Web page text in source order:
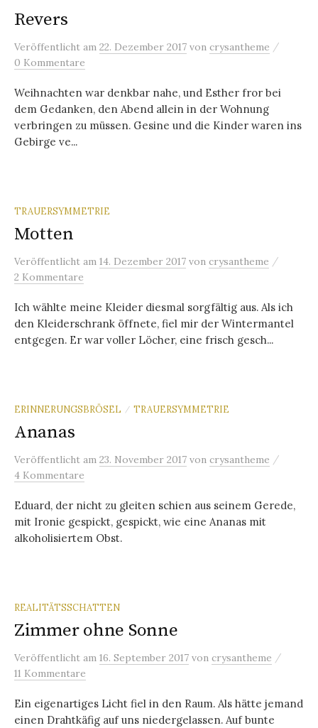
Revers
Veröffentlicht am 22. Dezember 2017 von crysantheme /
0 Kommentare
Weihnachten war denkbar nahe, und Esther fror bei
dem Gedanken, den Abend allein in der Wohnung
verbringen zu müssen. Gesine und die Kinder waren ins
Gebirge ve...
TRAUERSYMMETRIE
Motten
Veröffentlicht am 14. Dezember 2017 von crysantheme /
2 Kommentare
Ich wählte meine Kleider diesmal sorgfältig aus. Als ich
den Kleiderschrank öffnete, fiel mir der Wintermantel
entgegen. Er war voller Löcher, eine frisch gesch...
ERINNERUNGSBRÖSEL / TRAUERSYMMETRIE
Ananas
Veröffentlicht am 23. November 2017 von crysantheme /
4 Kommentare
Eduard, der nicht zu gleiten schien aus seinem Gerede,
mit Ironie gespickt, gespickt, wie eine Ananas mit
alkoholisiertem Obst.
REALITÄTSSCHATTEN
Zimmer ohne Sonne
Veröffentlicht am 16. September 2017 von crysantheme /
11 Kommentare
Ein eigenartiges Licht fiel in den Raum. Als hätte jemand
einen Drahtkäfig auf uns niedergelassen. Auf bunte